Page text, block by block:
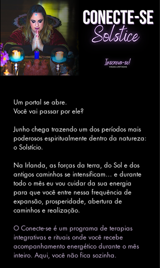
​Um portal se abre.
Você vai passar por ele?
Junho chega trazendo um dos períodos mais
poderosos espiritualmente dentro da natureza:
o Solstício.
Na Irlanda, as forças da terra, do Sol e dos
antigos caminhos se intensificam… e durante
todo o mês eu vou cuidar da sua energia
para que você entre nessa frequência de
expansão, prosperidade, abertura de
caminhos e realização.
O Conecte-se é um programa de terapias
integrativas e rituais onde você recebe
acompanhamento energético durante o mês
inteiro. Aqui, você não fica sozinha.